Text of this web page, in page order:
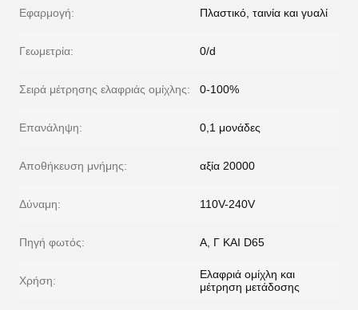
Εφαρμογή: Πλαστικό, ταινία και γυαλί
Γεωμετρία: 0/d
Σειρά μέτρησης ελαφριάς ομίχλης: 0-100%
Επανάληψη: 0,1 μονάδες
Αποθήκευση μνήμης: αξία 20000
Δύναμη: 110V-240V
Πηγή φωτός: Α, Γ ΚΑΙ D65
Χρήση:
Ελαφριά ομίχλη και
μέτρηση μετάδοσης